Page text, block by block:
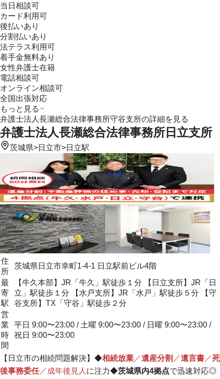
当日相談可
カード利用可
後払いあり
分割払いあり
法テラス利用可
着手金無料あり
女性弁護士在籍
電話相談可
オンライン相談可
全国出張対応
もっと見る
弁護士法人長瀬総合法律事務所守谷支所の詳細を見る
弁護士法人長瀬総合法律事務所日立支所
茨城県>日立市>日立駅
住
所
茨城県日立市幸町1-4-1 日立駅前ビル4階
最
寄
駅
【牛久本部】JR「牛久」駅徒歩１分 【日立支所】JR「日
立」駅徒歩１分 【水戸支所】JR「水戸」駅徒歩５分 【守
谷支所】TX「守谷」駅徒歩２分
営
業
時
間
平日 9:00〜23:00 / 土曜 9:00〜23:00 / 日曜 9:00〜23:00 /
祝日 9:00〜23:00
【日立市の相続問題解決】 ◆相続放棄 ／遺産分割 ／遺言書 ／死
後事務委任／成年後見人 に注力◆茨城県内4拠点で迅速対応◎